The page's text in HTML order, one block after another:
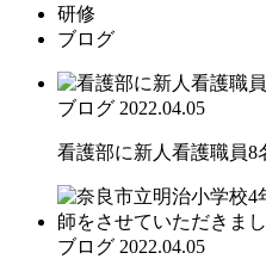
研修
ブログ
ブログ 2022.04.05
看護部に新人看護職員8
ブログ 2022.04.05